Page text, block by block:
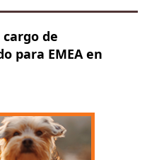
de
para EMEA en